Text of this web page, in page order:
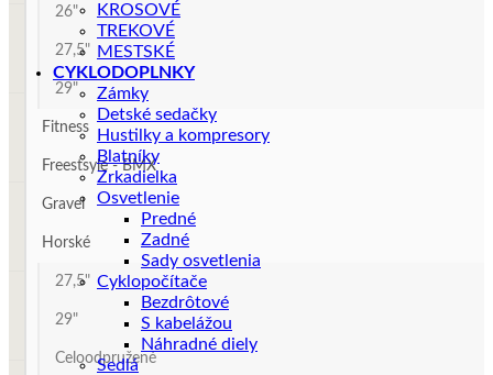
KROSOVÉ
TREKOVÉ
MESTSKÉ
CYKLODOPLNKY
Zámky
Detské sedačky
Hustilky a kompresory
Blatníky
Zrkadielka
Osvetlenie
Predné
Zadné
Sady osvetlenia
Cyklopočítače
Bezdrôtové
S kabelážou
Náhradné diely
Sedlá
26"
27,5"
29"
Fitness
Freestsyle - BMX
Gravel
Horské
27,5"
29"
Celoodpružené